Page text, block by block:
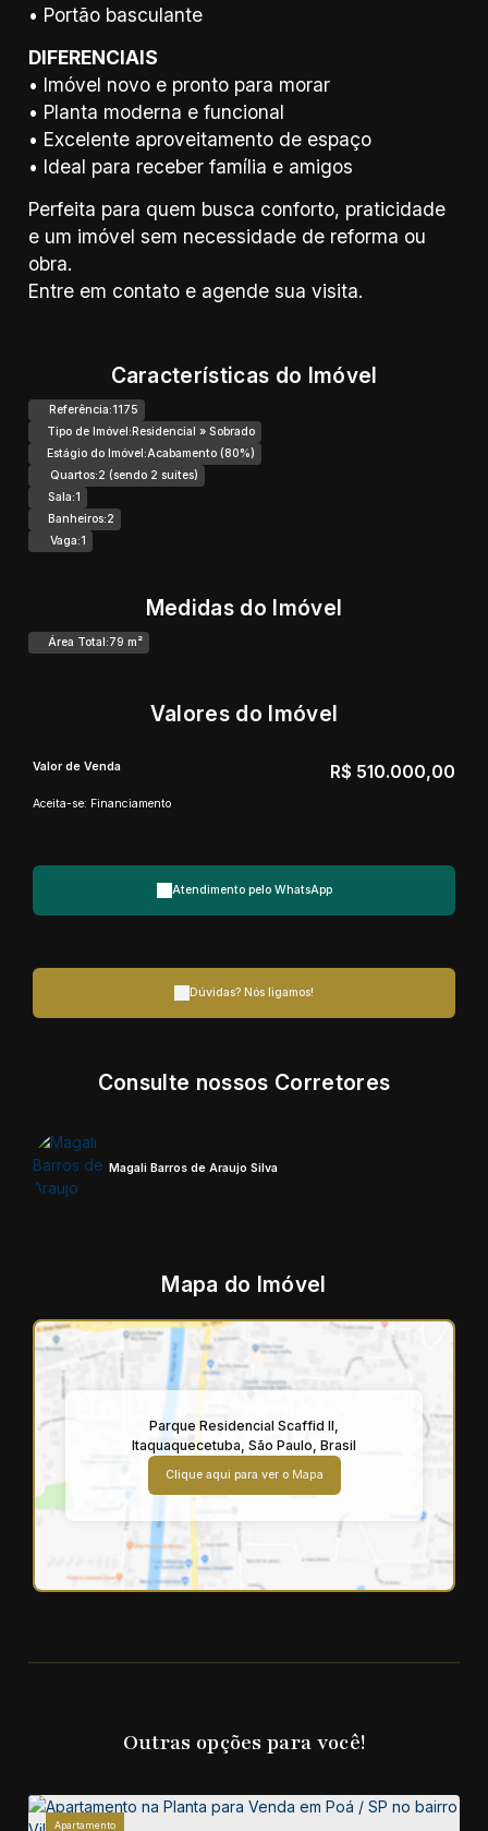
• Portão basculante
DIFERENCIAIS
• Imóvel novo e pronto para morar
• Planta moderna e funcional
• Excelente aproveitamento de espaço
• Ideal para receber família e amigos
Perfeita para quem busca conforto, praticidade
e um imóvel sem necessidade de reforma ou
obra.
Entre em contato e agende sua visita.
Características do Imóvel
Referência:1175
Tipo de Imóvel:Residencial » Sobrado
Estágio do Imóvel:Acabamento (80%)
Quartos:2 (sendo 2 suítes)
Sala:1
Banheiros:2
Vaga:1
Medidas do Imóvel
Área Total:79 m²
Valores do Imóvel
R$ 510.000,00
Valor de Venda
Aceita-se: Financiamento
Atendimento pelo WhatsApp
Dúvidas? Nós ligamos!
Consulte nossos Corretores
Magali Barros de Araujo Silva
Mapa do Imóvel
Parque Residencial Scaffid II,
Itaquaquecetuba, São Paulo, Brasil
Clique aqui para ver o Mapa
Outras opções para você!
Apartamento